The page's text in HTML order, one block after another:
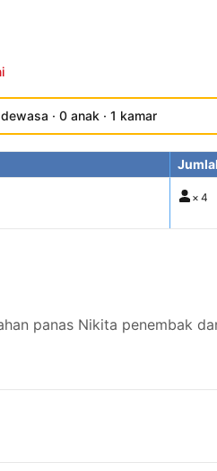
· 0 anak · 1 kamar
× 4
panas Nikita penembak